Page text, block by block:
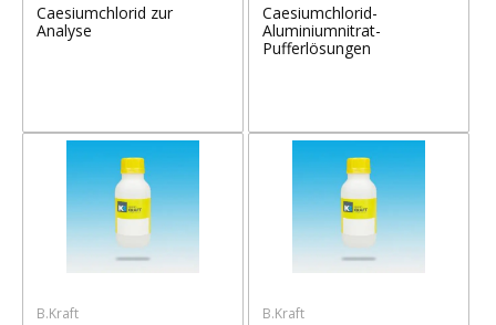
Caesiumchlorid zur
Analyse
Caesiumchlorid-
Aluminiumnitrat-
Pufferlösungen
B.Kraft B.Kraft